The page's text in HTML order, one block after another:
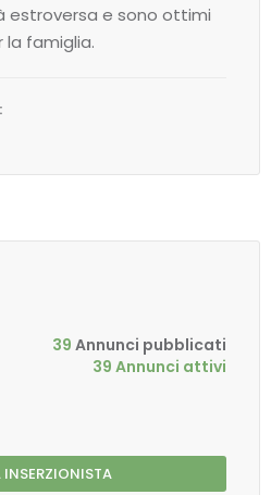
estroversa e sono ottimi
la famiglia.
39 Annunci pubblicati
39 Annunci attivi
INSERZIONISTA